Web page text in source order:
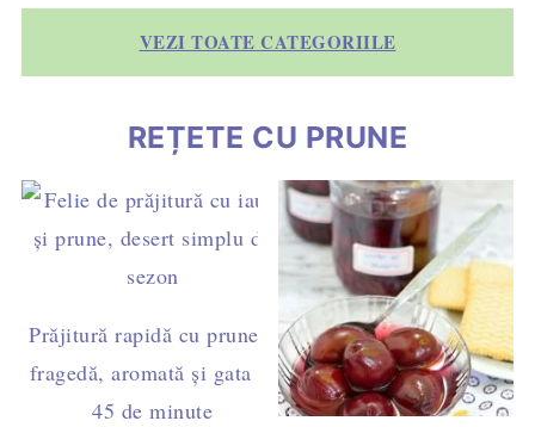
VEZI TOATE CATEGORIILE
REȚETE CU PRUNE
Prăjitură rapidă cu prune –
fragedă, aromată și gata în
45 de minute